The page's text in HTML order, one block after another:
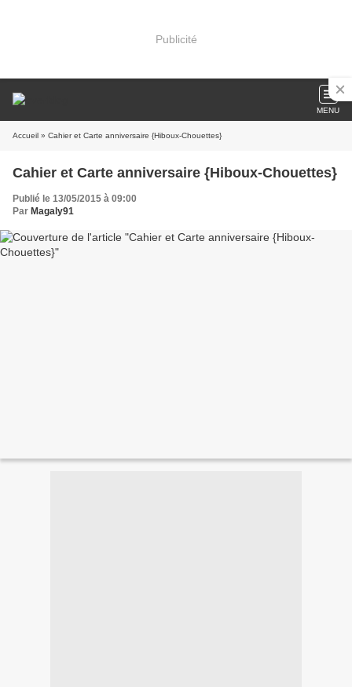
Publicité
MENU
Accueil » Cahier et Carte anniversaire {Hiboux-Chouettes}
Cahier et Carte anniversaire {Hiboux-Chouettes}
Publié le 13/05/2015 à 09:00
Par Magaly91